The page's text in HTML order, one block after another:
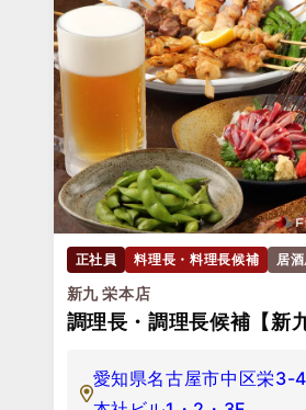
正社員 料理長・料理長候補 居
新九 栄本店
調理長・調理長候補【新
愛知県名古屋市中区栄